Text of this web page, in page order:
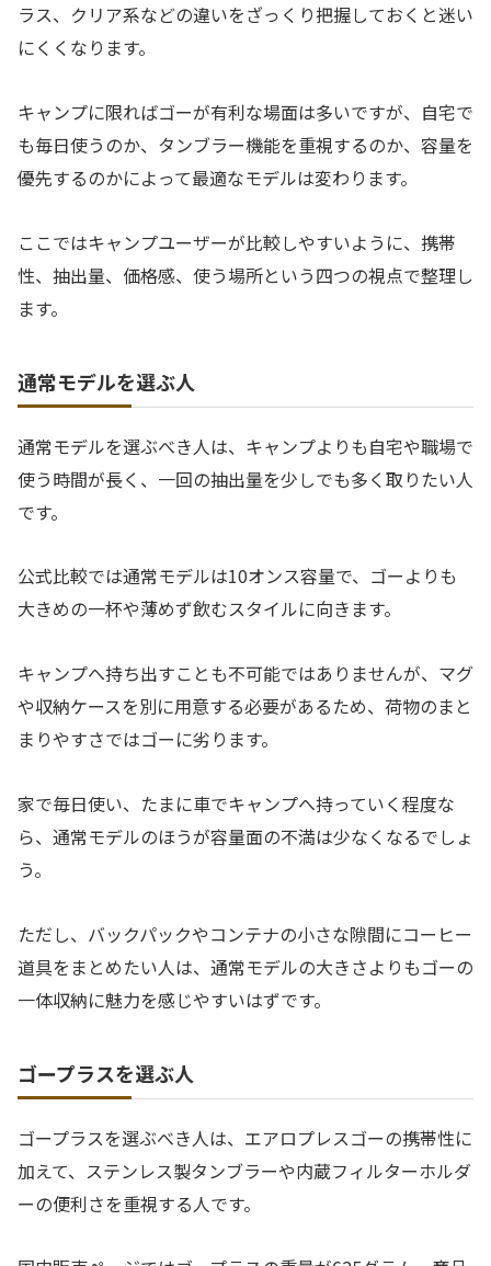
ラス、クリア系などの違いをざっくり把握しておくと迷い
にくくなります。
キャンプに限ればゴーが有利な場面は多いですが、自宅で
も毎日使うのか、タンブラー機能を重視するのか、容量を
優先するのかによって最適なモデルは変わります。
ここではキャンプユーザーが比較しやすいように、携帯
性、抽出量、価格感、使う場所という四つの視点で整理し
ます。
通常モデルを選ぶ人
通常モデルを選ぶべき人は、キャンプよりも自宅や職場で
使う時間が長く、一回の抽出量を少しでも多く取りたい人
です。
公式比較では通常モデルは10オンス容量で、ゴーよりも
大きめの一杯や薄めず飲むスタイルに向きます。
キャンプへ持ち出すことも不可能ではありませんが、マグ
や収納ケースを別に用意する必要があるため、荷物のまと
まりやすさではゴーに劣ります。
家で毎日使い、たまに車でキャンプへ持っていく程度な
ら、通常モデルのほうが容量面の不満は少なくなるでしょ
う。
ただし、バックパックやコンテナの小さな隙間にコーヒー
道具をまとめたい人は、通常モデルの大きさよりもゴーの
一体収納に魅力を感じやすいはずです。
ゴープラスを選ぶ人
ゴープラスを選ぶべき人は、エアロプレスゴーの携帯性に
加えて、ステンレス製タンブラーや内蔵フィルターホルダ
ーの便利さを重視する人です。